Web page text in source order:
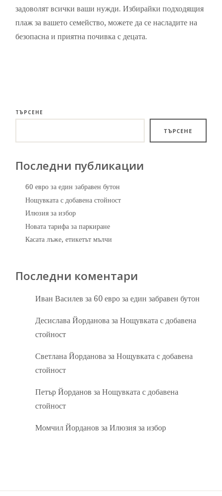
задоволят всички ваши нужди. Избирайки подходящия
плаж за вашето семейство, можете да се насладите на
безопасна и приятна почивка с децата.
ТЪРСЕНЕ
ТЪРСЕНЕ
Последни публикации
60 евро за един забравен бутон
Нощувката с добавена стойност
Илюзия за избор
Новата тарифа за паркиране
Касата лъже, етикетът мълчи
Последни коментари
Иван Василев за 60 евро за един забравен бутон
Десислава Йорданова заНощувката с добавена
стойност
Светлана Йорданова заНощувката с добавена
стойност
Петър Йорданов заНощувката с добавена
стойност
Момчил Йорданов заИлюзия за избор